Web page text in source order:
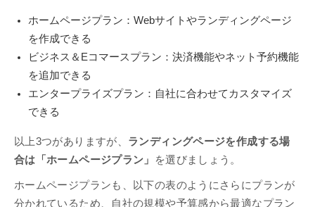
ホームページプラン：Webサイトやランディングページ
を作成できる
ビジネス＆Eコマースプラン：決済機能やネット予約機能
を追加できる
エンタープライズプラン：自社に合わせてカスタマイズ
できる
以上3つがありますが、 ランディングページを作成する場
合は「ホームページプラン」
を選びましょう。
ホームページプランも、以下の表のようにさらにプランが
分かれているため、自社の規模や予算感から最適なプラン